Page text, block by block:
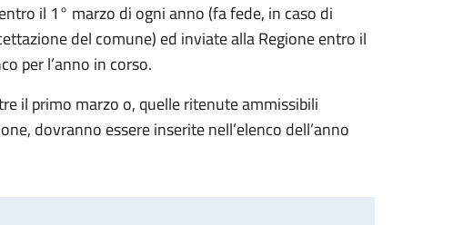
il 1° marzo di ogni anno (fa fede, in caso di
del comune) ed inviate alla Regione entro il
per l’anno in corso.
il primo marzo o, quelle ritenute ammissibili
dovranno essere inserite nell’elenco dell’anno